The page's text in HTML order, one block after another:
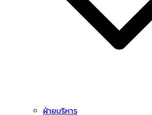
ฝ่ายบริหาร